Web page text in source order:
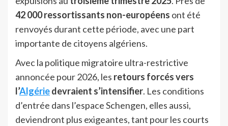
42 000 ressortissants non-européens ont été
renvoyés durant cette période, avec une part
importante de citoyens algériens.
Avec la politique migratoire ultra-restrictive
annoncée pour 2026, les retours forcés vers
l’Algériedevraient s’intensifier. Les conditions
d’entrée dans l’espace Schengen, elles aussi,
deviendront plus exigeantes, tant pour les courts